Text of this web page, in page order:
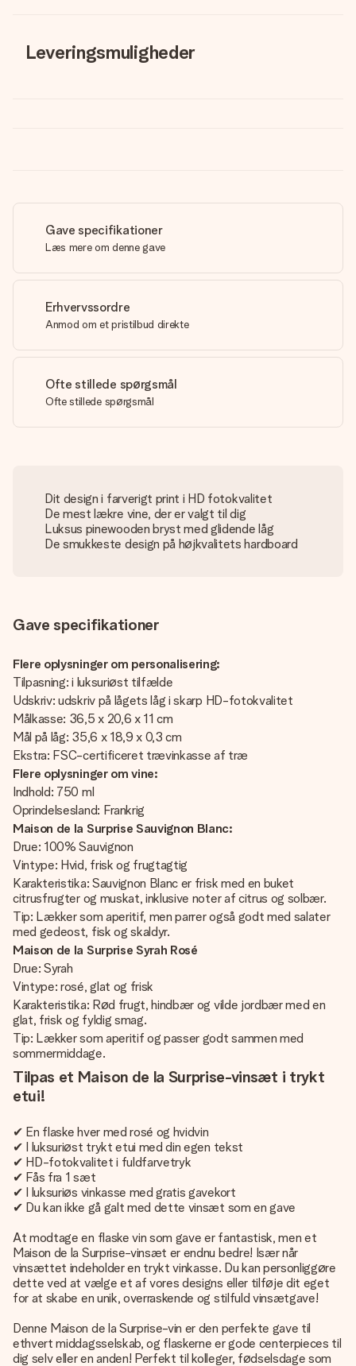
Leveringsmuligheder
Gave specifikationer
Læs mere om denne gave
Erhvervssordre
Anmod om et pristilbud direkte
Ofte stillede spørgsmål
Ofte stillede spørgsmål
Dit design i farverigt print i HD fotokvalitet
De mest lækre vine, der er valgt til dig
Luksus pinewooden bryst med glidende låg
De smukkeste design på højkvalitets hardboard
Gave specifikationer
Flere oplysninger om personalisering:
Tilpasning: i luksuriøst tilfælde
Udskriv: udskriv på lågets låg i skarp HD-fotokvalitet
Målkasse: 36,5 x 20,6 x 11 cm
Mål på låg: 35,6 x 18,9 x 0,3 cm
Ekstra: FSC-certificeret trævinkasse af træ
Flere oplysninger om vine:
Indhold: 750 ml
Oprindelsesland: Frankrig
Maison de la Surprise Sauvignon Blanc:
Drue: 100% Sauvignon
Vintype: Hvid, frisk og frugtagtig
Karakteristika: Sauvignon Blanc er frisk med en buket
citrusfrugter og muskat, inklusive noter af citrus og solbær.
Tip: Lækker som aperitif, men parrer også godt med salater
med gedeost, fisk og skaldyr.
Maison de la Surprise Syrah Rosé
Drue: Syrah
Vintype: rosé, glat og frisk
Karakteristika: Rød frugt, hindbær og vilde jordbær med en
glat, frisk og fyldig smag.
Tip: Lækker som aperitif og passer godt sammen med
sommermiddage.
Tilpas et Maison de la Surprise-vinsæt i trykt
etui!
✔ En flaske hver med rosé og hvidvin
✔ I luksuriøst trykt etui med din egen tekst
✔ HD-fotokvalitet i fuldfarvetryk
✔ Fås fra 1 sæt
✔ I luksuriøs vinkasse med gratis gavekort
✔ Du kan ikke gå galt med dette vinsæt som en gave
At modtage en flaske vin som gave er fantastisk, men et
Maison de la Surprise-vinsæt er endnu bedre! Især når
vinsættet indeholder en trykt vinkasse. Du kan personliggøre
dette ved at vælge et af vores designs eller tilføje dit eget
for at skabe en unik, overraskende og stilfuld vinsætgave!
Denne Maison de la Surprise-vin er den perfekte gave til
ethvert middagsselskab, og flaskerne er gode centerpieces til
dig selv eller en anden! Perfekt til kolleger, fødselsdage som